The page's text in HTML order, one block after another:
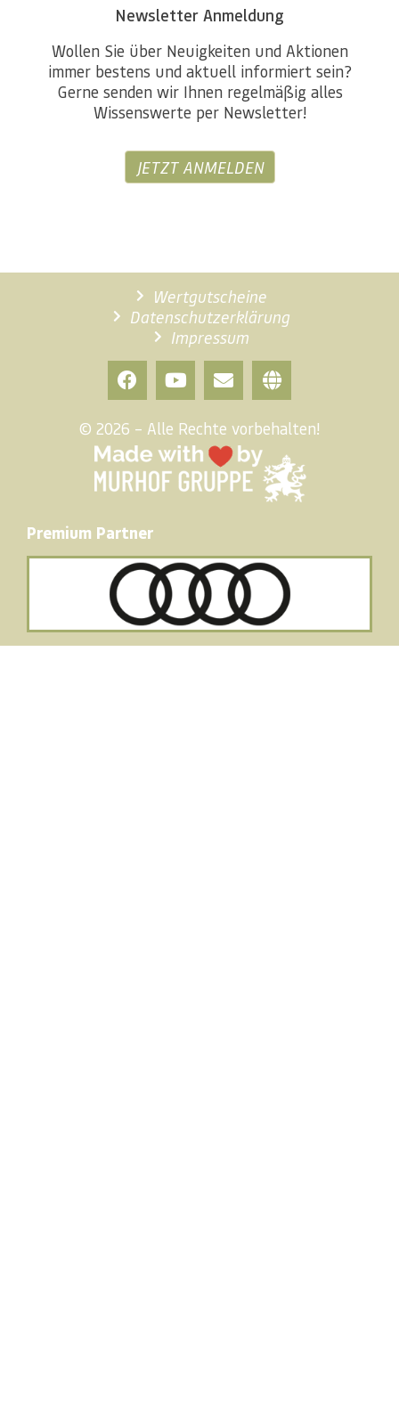
Newsletter Anmeldung
Wollen Sie über Neuigkeiten und Aktionen
immer bestens und aktuell informiert sein?
Gerne senden wir Ihnen regelmäßig alles
Wissenswerte per Newsletter!
JETZT ANMELDEN
Wertgutscheine
Datenschutzerklärung
Impressum
© 2026 – Alle Rechte vorbehalten!
Premium Partner